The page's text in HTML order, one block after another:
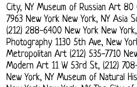
City, NY Museum of Russian Art 80
7963 New York New York, NY Asia
(212) 288-6400 New York New
Photography 1130 5th Ave, New
Metropolitan Art (212) 535-7710
Modern Art 11 W 53rd St, (212)
New York, NY Museum of Natural